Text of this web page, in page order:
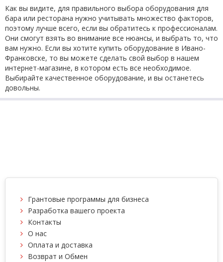
Как вы видите, для правильного выбора оборудования для
бара или ресторана нужно учитывать множество факторов,
поэтому лучше всего, если вы обратитесь к профессионалам.
Они смогут взять во внимание все нюансы, и выбрать то, что
вам нужно. Если вы хотите купить оборудование в Ивано-
Франковске, то вы можете сделать свой выбор в нашем
интернет-магазине, в котором есть все необходимое.
Выбирайте качественное оборудование, и вы останетесь
довольны.
Грантовые программы для бизнеса
Разработка вашего проекта
Контакты
О нас
Оплата и доставка
Возврат и Обмен